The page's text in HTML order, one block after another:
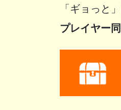
「ギョっと
プレイヤー